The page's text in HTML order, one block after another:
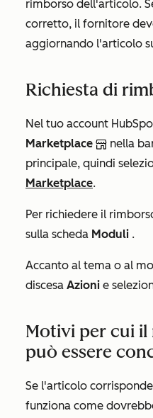
rimborso dell'articolo.
corretto, il fornitore
aggiornando l'articolo
Richiesta di
Nel tuo account
Marketplace
nella
principale, quindi
Marketplace.
Per richiedere il
sulla scheda Moduli .
Accanto al tema o al
discesa Azioni e
Motivi per cui
può essere
Se l'articolo
funziona come